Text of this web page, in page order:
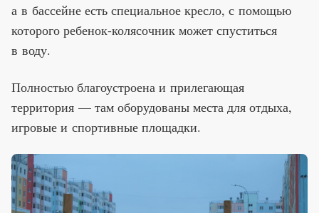
а в бассейне есть специальное кресло, с помощью
которого ребенок-колясочник может спуститься
в воду.
Полностью благоустроена и прилегающая
территория — там оборудованы места для отдыха,
игровые и спортивные площадки.